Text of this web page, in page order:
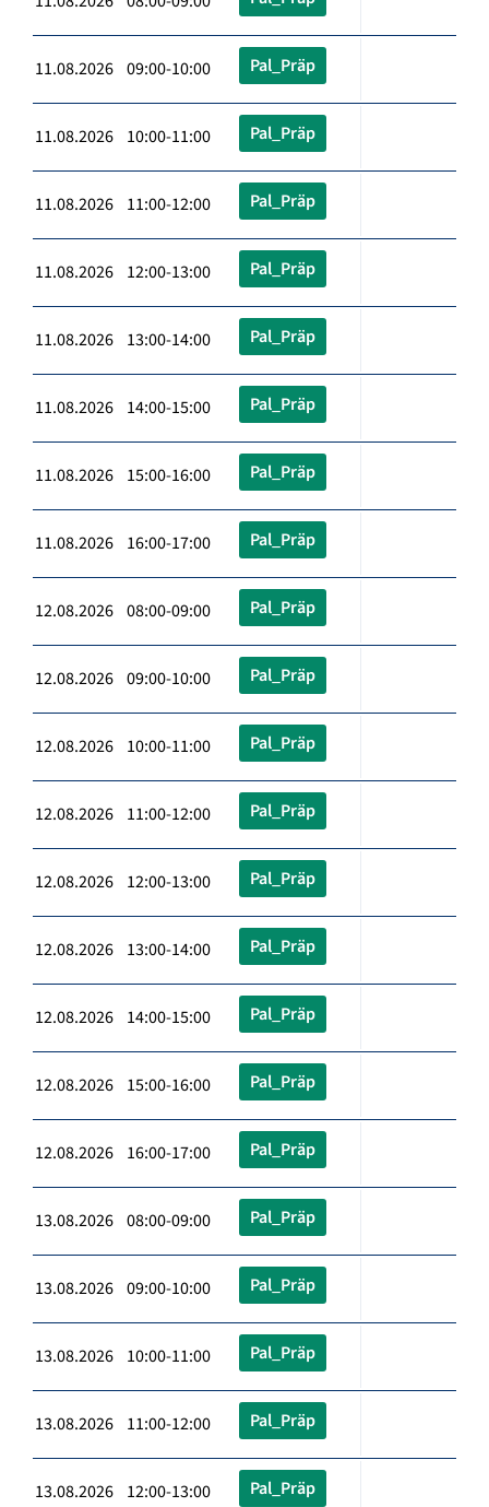
11.08.2026 09:00-10:00 Pal_Präp
11.08.2026 10:00-11:00 Pal_Präp
11.08.2026 11:00-12:00 Pal_Präp
11.08.2026 12:00-13:00 Pal_Präp
11.08.2026 13:00-14:00 Pal_Präp
11.08.2026 14:00-15:00 Pal_Präp
11.08.2026 15:00-16:00 Pal_Präp
11.08.2026 16:00-17:00 Pal_Präp
12.08.2026 08:00-09:00 Pal_Präp
12.08.2026 09:00-10:00 Pal_Präp
12.08.2026 10:00-11:00 Pal_Präp
12.08.2026 11:00-12:00 Pal_Präp
12.08.2026 12:00-13:00 Pal_Präp
12.08.2026 13:00-14:00 Pal_Präp
12.08.2026 14:00-15:00 Pal_Präp
12.08.2026 15:00-16:00 Pal_Präp
12.08.2026 16:00-17:00 Pal_Präp
13.08.2026 08:00-09:00 Pal_Präp
13.08.2026 09:00-10:00 Pal_Präp
13.08.2026 10:00-11:00 Pal_Präp
13.08.2026 11:00-12:00 Pal_Präp
13.08.2026 12:00-13:00 Pal_Präp